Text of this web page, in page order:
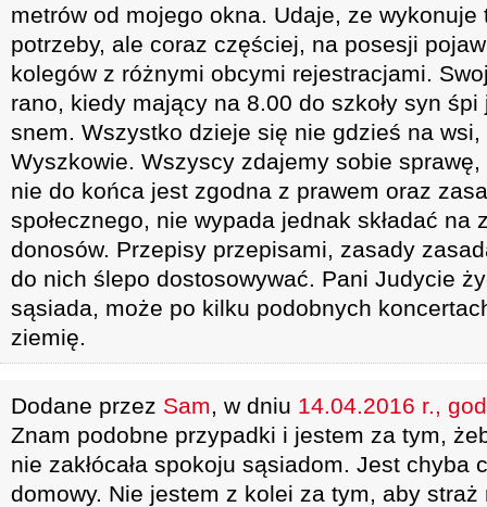
metrów od mojego okna. Udaje, ze wykonuje
potrzeby, ale coraz częściej, na posesji
kolegów z różnymi obcymi rejestracjami.
rano, kiedy mający na 8.00 do szkoły syn śpi
snem. Wszystko dzieje się nie gdzieś na
Wyszkowie. Wszyscy zdajemy sobie sprawę,
nie do końca jest zgodna z prawem oraz
społecznego, nie wypada jednak składać na
donosów. Przepisy przepisami, zasady
do nich ślepo dostosowywać. Pani Judycie
sąsiada, może po kilku podobnych
ziemię.
Dodane przez Sam, w dniu 14.04.2016 r.,
Znam podobne przypadki i jestem za tym,
nie zakłócała spokoju sąsiadom. Jest chyba
domowy. Nie jestem z kolei za tym, aby straż